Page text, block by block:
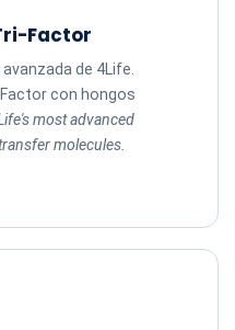
Factor
de 4Life.
con hongos
most advanced
molecules.